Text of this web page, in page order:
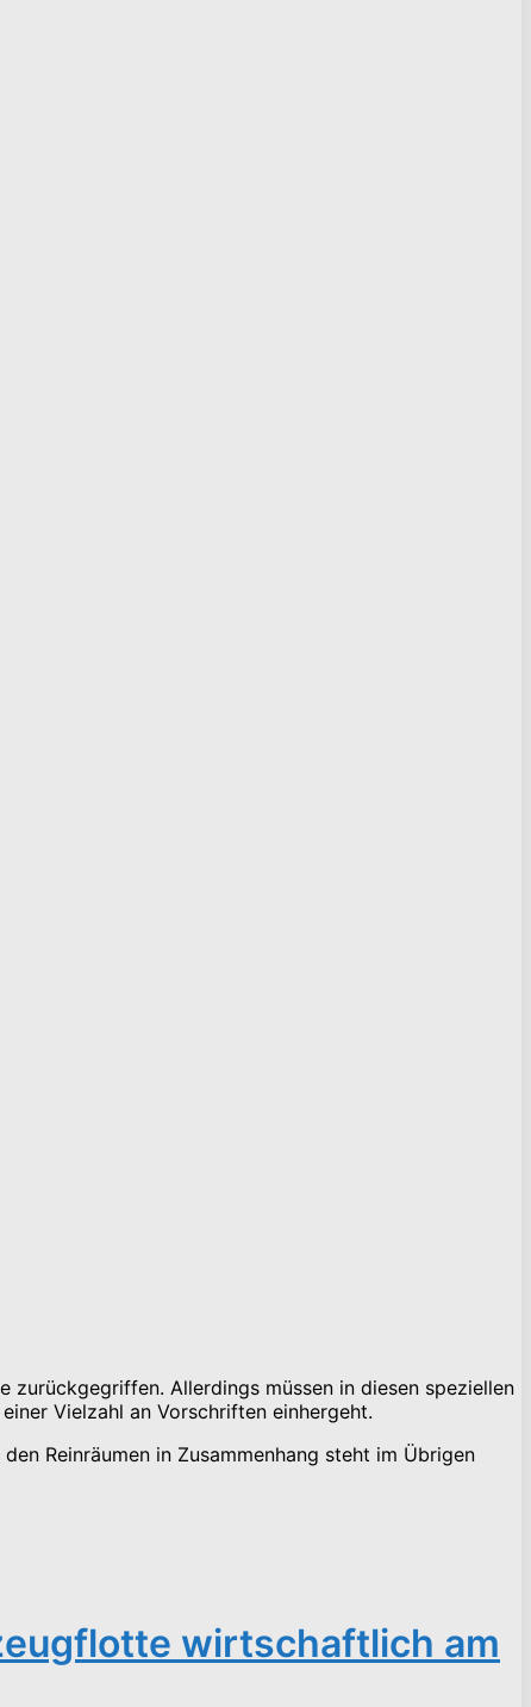
Allerdings müssen in diesen speziellen
Vielzahl an Vorschriften einhergeht.
Reinräumen in Zusammenhang steht im Übrigen
wirtschaftlich am